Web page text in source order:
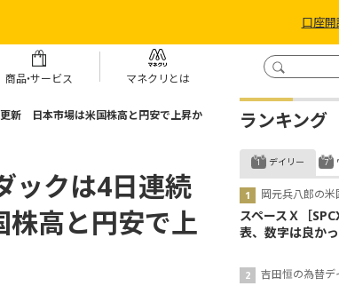
口座開
商品・サービス マネクリとは
新 日本市場は米国株高と円安で上昇か
ックは4日連続
高と円安で上
ランキング
デイリー
岡元兵八郎の
スペースＸ［
表、数字は良か
吉田恒の為替デ